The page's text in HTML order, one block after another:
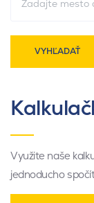
VYHĽADAŤ
Využite naše
jednoducho